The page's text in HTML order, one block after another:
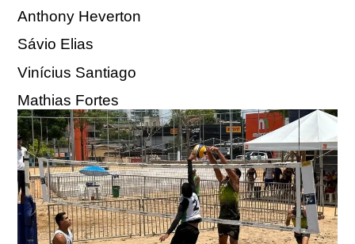
Anthony Heverton
Sávio Elias
Vinícius Santiago
Mathias Fortes